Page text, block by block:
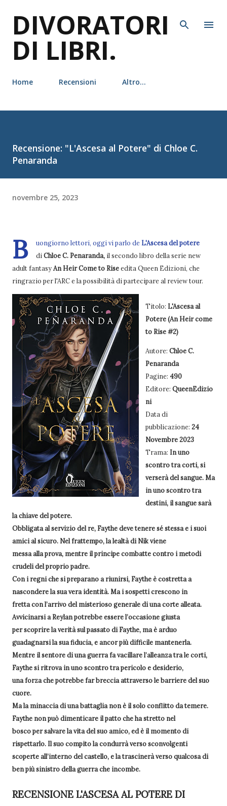
DIVORATORI
DI LIBRI.
Home Recensioni Altro…
Recensione: "L'Ascesa al Potere" di Chloe C.
Penaranda
novembre 25, 2023
B uongiorno lettori, oggi vi parlo de L'Ascesa del potere
di Chloe C. Penaranda, il secondo libro della serie new
adult fantasyAn Heir Come to Riseedita Queen Edizioni, che
ringrazio per l'ARC e la possibilità di partecipare al review tour.
Titolo: L'Ascesa al
Potere (An Heir come
to Rise #2)
Autore: Chloe C.
Penaranda
Pagine: 490
Editore: QueenEdizio
ni
Data di
pubblicazione: 24
Novembre 2023
Trama: In uno
scontro tra corti, si
verserà del sangue. Ma
in uno scontro tra
destini, il sangue sarà
la chiave del potere.
Obbligata al servizio del re, Faythe deve tenere sé stessa e i suoi
amici al sicuro. Nel frattempo, la lealtà di Nik viene
messa alla prova, mentre il principe combatte contro i metodi
crudeli del proprio padre.
Con i regni che si preparano a riunirsi, Faythe è costretta a
nascondere la sua vera identità. Ma i sospetti crescono in
fretta con l’arrivo del misterioso generale di una corte alleata.
Avvicinarsi a Reylan potrebbe essere l’occasione giusta
per scoprire la verità sul passato di Faythe, ma è arduo
guadagnarsi la sua fiducia, e ancor più difficile mantenerla.
Mentre il sentore di una guerra fa vacillare l’alleanza tra le corti,
Faythe si ritrova in uno scontro tra pericolo e desiderio,
una forza che potrebbe far breccia attraverso le barriere del suo
cuore.
Ma la minaccia di una battaglia non è il solo conflitto da temere.
Faythe non può dimenticare il patto che ha stretto nel
bosco per salvare la vita del suo amico, ed è il momento di
rispettarlo. Il suo compito la condurrà verso sconvolgenti
scoperte all’interno del castello, e la trascinerà verso qualcosa di
ben più sinistro della guerra che incombe.
RECENSIONE L'ASCESA AL POTERE DI